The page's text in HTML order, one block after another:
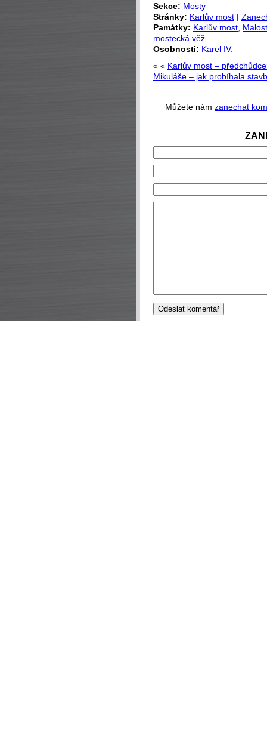
Sekce: Mosty
Stránky: Karlův most |
Památky: Karlův most
mostecká věž
Osobnosti: Karel IV.
« « Karlův most –
Mikuláše – jak probíhala
Můžete nám zanechat